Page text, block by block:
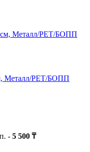
Металл/PET/БОПП
- 5 500 ₸